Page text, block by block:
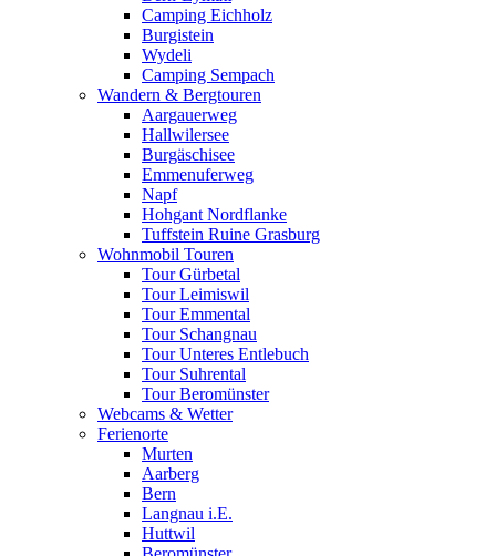
Camping Eichholz
Burgistein
Wydeli
Camping Sempach
Wandern & Bergtouren
Aargauerweg
Hallwilersee
Burgäschisee
Emmenuferweg
Napf
Hohgant Nordflanke
Tuffstein Ruine Grasburg
Wohnmobil Touren
Tour Gürbetal
Tour Leimiswil
Tour Emmental
Tour Schangnau
Tour Unteres Entlebuch
Tour Suhrental
Tour Beromünster
Webcams & Wetter
Ferienorte
Murten
Aarberg
Bern
Langnau i.E.
Huttwil